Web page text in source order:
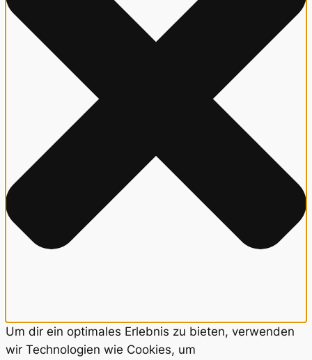
Um dir ein optimales Erlebnis zu bieten, verwenden
wir Technologien wie Cookies, um